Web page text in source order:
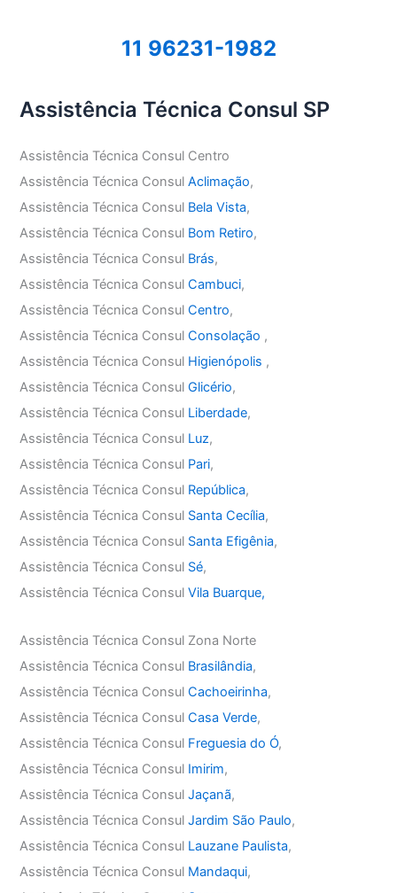
11 96231-1982
Assistência Técnica Consul SP
Assistência Técnica Consul Centro
Assistência Técnica ConsulAclimação,
Assistência Técnica Consul Bela Vista,
Assistência Técnica Consul Bom Retiro,
Assistência Técnica Consul Brás,
Assistência Técnica ConsulCambuci,
Assistência Técnica ConsulCentro,
Assistência Técnica ConsulConsolação ,
Assistência Técnica Consul Higienópolis ,
Assistência Técnica ConsulGlicério,
Assistência Técnica Consul Liberdade,
Assistência Técnica Consul Luz,
Assistência Técnica Consul Pari,
Assistência Técnica Consul República,
Assistência Técnica Consul Santa Cecília,
Assistência Técnica Consul Santa Efigênia,
Assistência Técnica Consul Sé,
Assistência Técnica ConsulVila Buarque,
Assistência Técnica Consul Zona Norte
Assistência Técnica Consul Brasilândia,
Assistência Técnica ConsulCachoeirinha,
Assistência Técnica ConsulCasa Verde,
Assistência Técnica Consul Freguesia do Ó,
Assistência Técnica Consul Imirim,
Assistência Técnica ConsulJaçanã,
Assistência Técnica ConsulJardim São Paulo,
Assistência Técnica Consul Lauzane Paulista,
Assistência Técnica Consul Mandaqui,